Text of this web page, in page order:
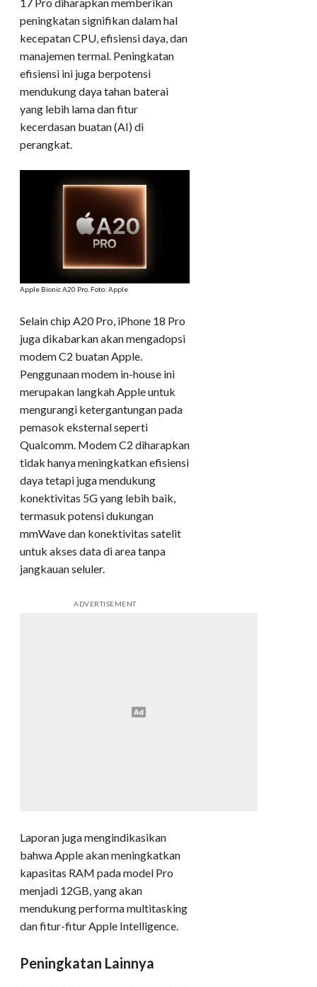
peningkatan signifikan dalam hal
kecepatan CPU, efisiensi daya, dan
manajemen termal. Peningkatan
efisiensi ini juga berpotensi
mendukung daya tahan baterai
yang lebih lama dan fitur
kecerdasan buatan (AI) di
perangkat.
Apple Bionic A20 Pro. Foto: Apple
Selain chip A20 Pro, iPhone 18 Pro
juga dikabarkan akan mengadopsi
modem C2 buatan Apple.
Penggunaan modem in-house ini
merupakan langkah Apple untuk
mengurangi ketergantungan pada
pemasok eksternal seperti
Qualcomm. Modem C2 diharapkan
tidak hanya meningkatkan efisiensi
daya tetapi juga mendukung
konektivitas 5G yang lebih baik,
termasuk potensi dukungan
mmWave dan konektivitas satelit
untuk akses data di area tanpa
jangkauan seluler.
ADVERTISEMENT
Laporan juga mengindikasikan
bahwa Apple akan meningkatkan
kapasitas RAM pada model Pro
menjadi 12GB, yang akan
mendukung performa multitasking
dan fitur-fitur Apple Intelligence.
Peningkatan Lainnya